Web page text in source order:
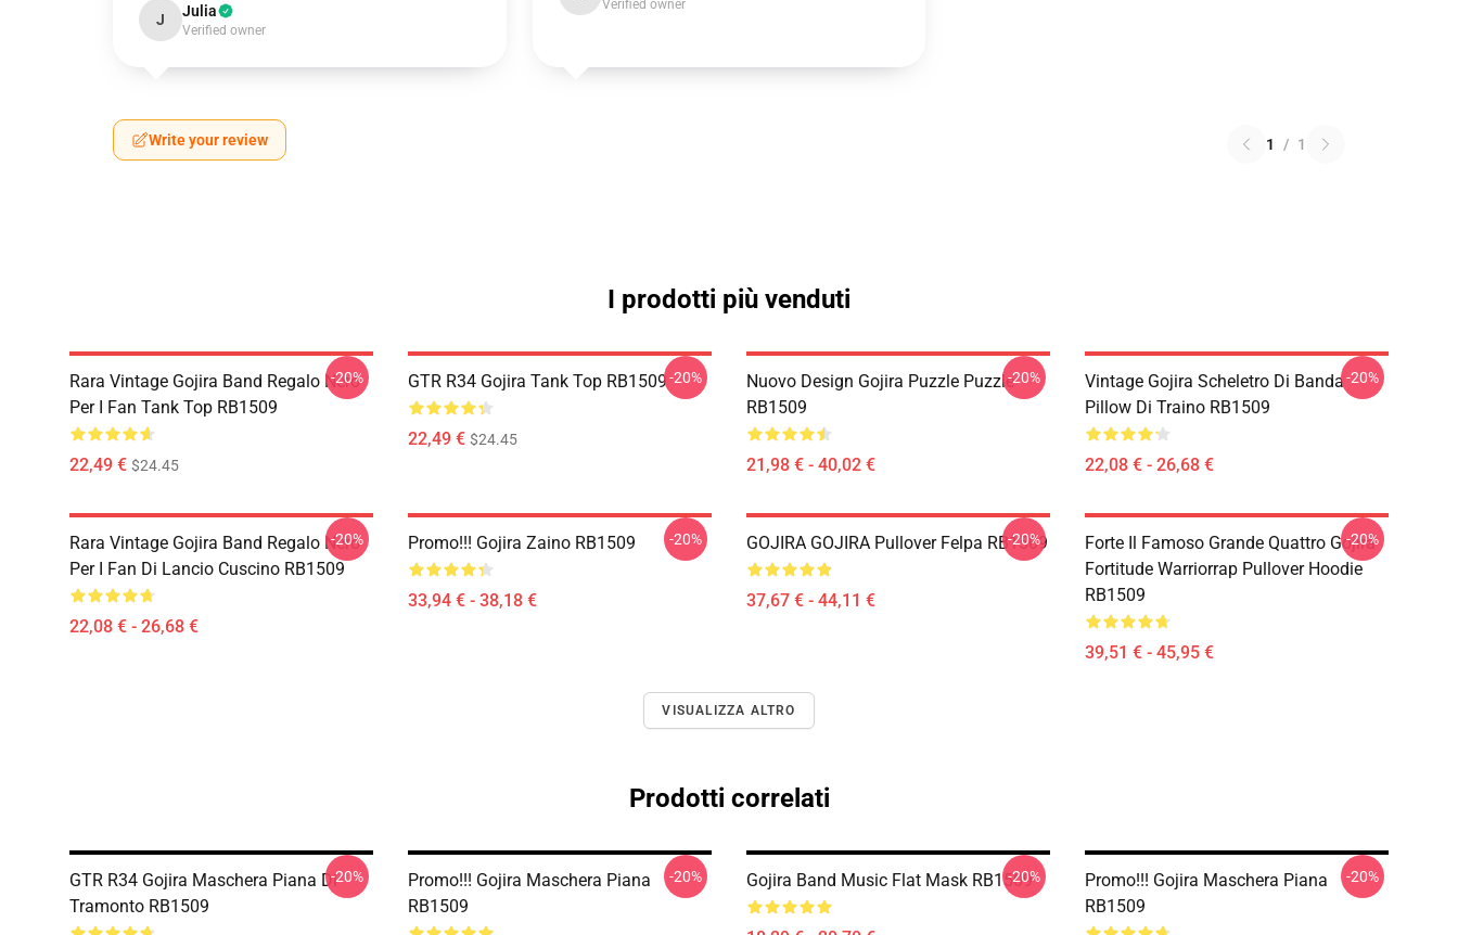
J Julia
Verified owner
Verified owner
Write your review 1 / 1
I prodotti più venduti
Rara Vintage Gojira Band Regalo Nero
Per I Fan Tank Top RB1509
22,49 € $24.45
-20% GTR R34 Gojira Tank Top RB1509
22,49 € $24.45
-20%
Nuovo Design Gojira Puzzle Puzzle
RB1509
21,98 € - 40,02 €
-20%
Vintage Gojira Scheletro Di Banda
Pillow Di Traino RB1509
22,08 € - 26,68 €
-20%
Rara Vintage Gojira Band Regalo Nero
Per I Fan Di Lancio Cuscino RB1509
22,08 € - 26,68 €
-20% Promo!!! Gojira Zaino RB1509
33,94 € - 38,18 €
-20% GOJIRA GOJIRA Pullover Felpa RB1509
37,67 € - 44,11 €
-20%
Forte Il Famoso Grande Quattro Gojira
Fortitude Warriorrap Pullover Hoodie
RB1509
39,51 € - 45,95 €
-20%
VISUALIZZA ALTRO
Prodotti correlati
GTR R34 Gojira Maschera Piana Di
Tramonto RB1509
-20%
Promo!!! Gojira Maschera Piana
RB1509
-20% Gojira Band Music Flat Mask RB1509
-20%
Promo!!! Gojira Maschera Piana
RB1509
-20%